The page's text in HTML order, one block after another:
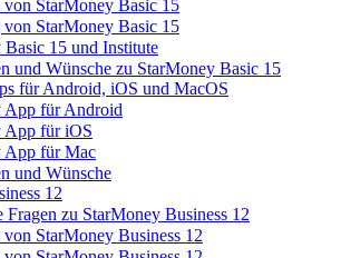
StarMoney Basic 15
StarMoney Basic 15
15 und Institute
und Wünsche zu StarMoney Basic 15
für Android, iOS und MacOS
für Android
für iOS
für Mac
und Wünsche
12
zu StarMoney Business 12
StarMoney Business 12